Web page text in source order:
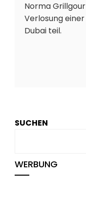
Norma
Verlosung
Dubai teil.
SUCHEN
WERBUNG